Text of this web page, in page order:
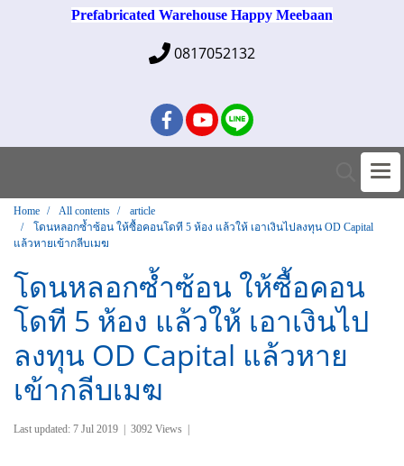
Prefabricated Warehouse Happy Meebaan
0817052132
Home All contents
article
โดนหลอกซ้ำซ้อน ให้ซื้อคอนโดที 5 ห้อง แล้วให้ เอาเงินไปลงทุน OD Capital
แล้วหายเข้ากลีบเมฆ
โดนหลอกซ้ำซ้อน ให้ซื้อคอน
โดที 5 ห้อง แล้วให้ เอาเงินไป
ลงทุน OD Capital แล้วหาย
เข้ากลีบเมฆ
Last updated: 7 Jul 2019 3092 Views